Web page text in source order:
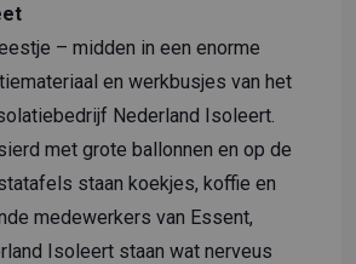
– midden in een enorme
en werkbusjes van het
Nederland Isoleert.
met grote ballonnen en op de
staan koekjes, koffie en
medewerkers van Essent,
Isoleert staan wat nerveus